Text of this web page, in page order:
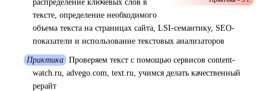
распределение ключевых слов в
тексте, определение необходимого
объема текста на страницах сайта, LSI-семантику, SEO-
показатели и использование текстовых анализаторов
Практика Проверяем текст с помощью сервисов content-
watch.ru, advego.com, text.ru, учимся делать качественный
рерайт